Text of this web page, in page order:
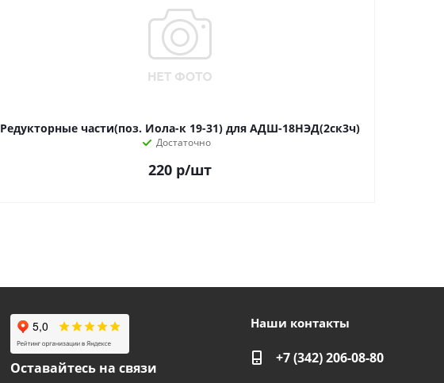
Редукторные части(поз. Иола-к 19-31) для АДШ-18НЭД(2ск3ч)
Достаточно
220 р/шт
Оставайтесь на связи
Наши контакты
+7 (342) 206-08-80